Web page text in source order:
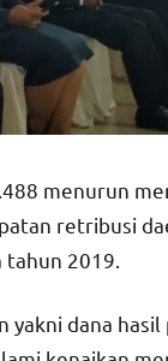
menurun
retribusi
tahun 2019.
dana hasil